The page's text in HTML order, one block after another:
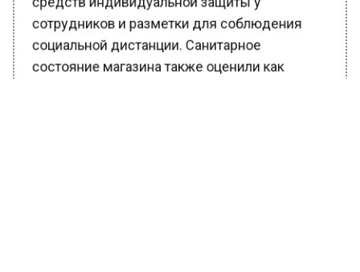
сотрудников и разметки для соблюдения
социальной дистанции. Санитарное
состояние магазина также оценили как